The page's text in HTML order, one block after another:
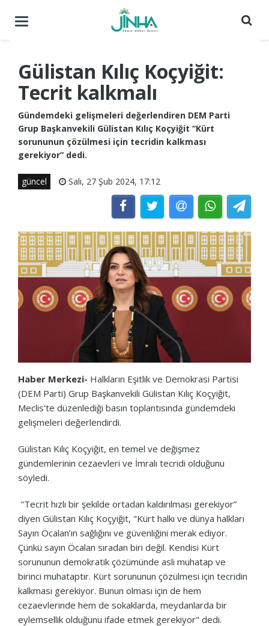
Menüyü
Gülistan Kılıç Koçyiğit:
Tecrit kalkmalı
Gündemdeki gelişmeleri değerlendiren DEM Parti
Grup Başkanvekili Gülistan Kılıç Koçyiğit “Kürt
sorununun çözülmesi için tecridin kalkması
gerekiyor” dedi.
güncel Salı, 27 Şub 2024, 17:12
Haber Merkezi- Halkların Eşitlik ve Demokrasi Partisi
(DEM Parti) Grup Başkanvekili Gülistan Kılıç Koçyiğit,
Meclis'te düzenlediği basın toplantısında gündemdeki
gelişmeleri değerlendirdi.
Gülistan Kılıç Koçyiğit, en temel ve değişmez
gündemlerinin cezaevleri ve İmralı tecridi olduğunu
söyledi.
"Tecrit hızlı bir şekilde ortadan kaldırılması gerekiyor”
diyen Gülistan Kılıç Koçyiğit, "Kürt halkı ve dünya halkları
Sayın Öcalan’ın sağlığını ve güvenliğini merak ediyor.
Çünkü sayın Öcalan sıradan biri değil. Kendisi Kürt
sorununun demokratik çözümünde asli muhatap ve
birinci muhataptır. Kürt sorununun çözülmesi için tecridin
kalkması gerekiyor. Bunun olması için de hem
cezaevlerinde hem de sokaklarda, meydanlarda bir
eylemsellik olduğunu ifade etmek gerekiyor" dedi.